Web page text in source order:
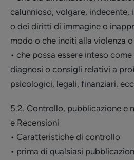
calunnioso, volgare, indecente,
o dei diritti di immagine o
modo o che inciti alla violenza
• che possa essere inteso
diagnosi o consigli relativi a
psicologici, legali, finanziari,
5.2. Controllo, pubblicazione e
e Recensioni
• Caratteristiche di controllo
• prima di qualsiasi